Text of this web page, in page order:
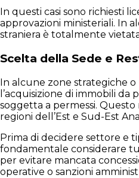
In questi casi sono richiesti
approvazioni ministeriali. In
straniera è totalmente
Scelta della Sede e
In alcune zone strategiche o
l’acquisizione di immobili da
soggetta a permessi.
regioni dell’Est e Sud-Est
Prima di decidere settore e
fondamentale considerare
per evitare mancata
operative o sanzioni